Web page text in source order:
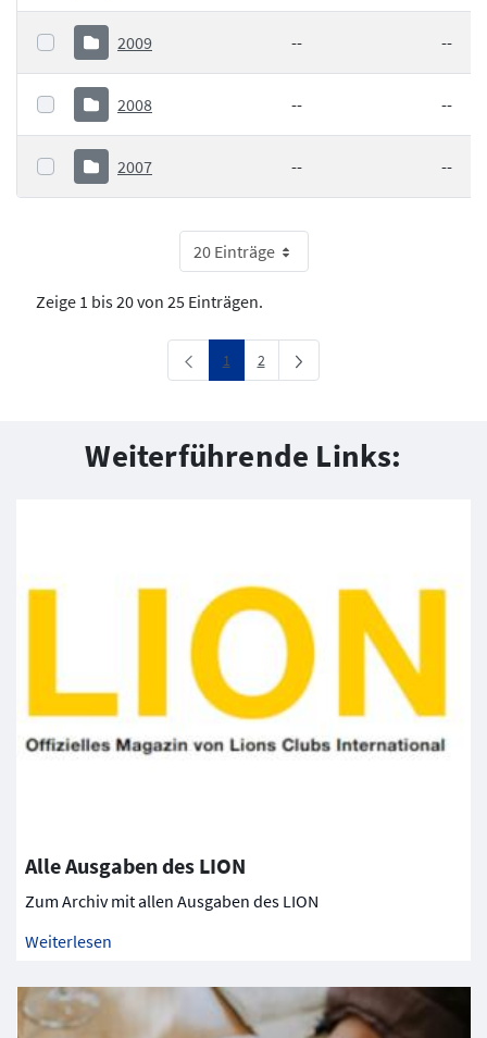
2009 -- --
2008 -- --
2007 -- --
20 Einträge
Zeige 1 bis 20 von 25 Einträgen.
Seite
1 Seite
2
Weiterführende Links:
Alle Ausgaben des LION
Zum Archiv mit allen Ausgaben des LION
Weiterlesen